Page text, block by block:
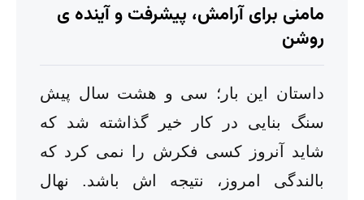
مامنی برای آرامش، پیشرفت و آینده ی
روشن
داستان این بار؛ سی و هشت سال پیش
سنگ بنایی در کار خیر گذاشته شد که
شاید آنروز کسی فکرش را نمی کرد که
بالندگی امروز، نتیجه اش باشد. نهال